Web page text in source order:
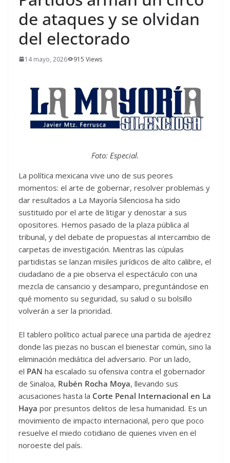
de ataques y se olvidan
del electorado
14 mayo, 2026 915 Views
Foto: Especial.
La política mexicana vive uno de sus peores
momentos: el arte de gobernar, resolver problemas y
dar resultados a La Mayoría Silenciosa ha sido
sustituido por el arte de litigar y denostar a sus
opositores. Hemos pasado de la plaza pública al
tribunal, y del debate de propuestas al intercambio de
carpetas de investigación. Mientras las cúpulas
partidistas se lanzan misiles jurídicos de alto calibre, el
ciudadano de a pie observa el espectáculo con una
mezcla de cansancio y desamparo, preguntándose en
qué momento su seguridad, su salud o su bolsillo
volverán a ser la prioridad.
El tablero político actual parece una partida de ajedrez
donde las piezas no buscan el bienestar común, sino la
eliminación mediática del adversario. Por un lado,
el PAN ha escalado su ofensiva contra el gobernador
de Sinaloa, Rubén Rocha Moya, llevando sus
acusaciones hasta la Corte Penal Internacional en La
Haya por presuntos delitos de lesa humanidad. Es un
movimiento de impacto internacional, pero que poco
resuelve el miedo cotidiano de quienes viven en el
noroeste del país.